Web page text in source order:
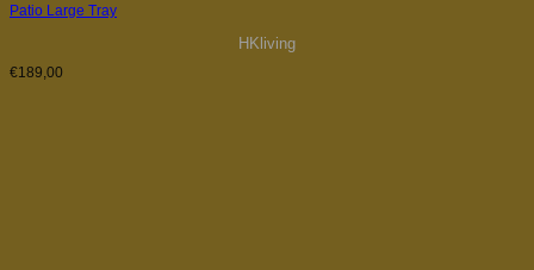
Patio Large Tray
HKliving
€189,00